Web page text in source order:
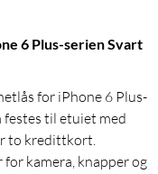
6 Plus-serien Svart
for iPhone 6 Plus-
festes til etuiet med
to kredittkort.
kamera, knapper og